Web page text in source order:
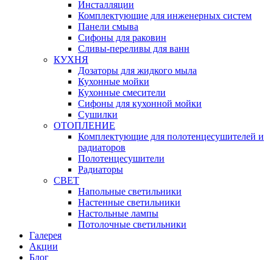
Инсталляции
Комплектующие для инженерных систем
Панели смыва
Сифоны для раковин
Сливы-переливы для ванн
КУХНЯ
Дозаторы для жидкого мыла
Кухонные мойки
Кухонные смесители
Сифоны для кухонной мойки
Сушилки
ОТОПЛЕНИЕ
Комплектующие для полотенцесушителей и
радиаторов
Полотенцесушители
Радиаторы
СВЕТ
Напольные светильники
Настенные светильники
Настольные лампы
Потолочные светильники
Галерея
Акции
Блог